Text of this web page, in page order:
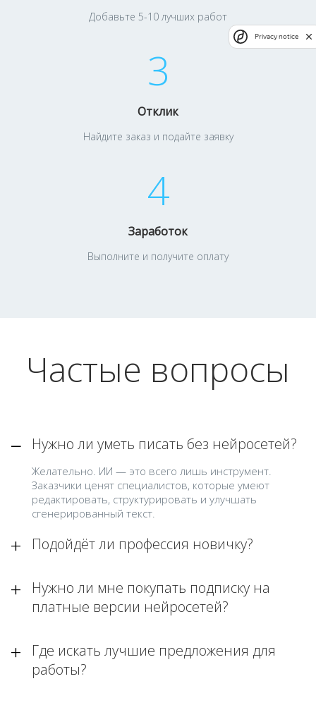
Добавьте 5-10 лучших работ
3
Отклик
Найдите заказ и подайте заявку
4
Заработок
Выполните и получите оплату
Частые вопросы
Нужно ли уметь писать без нейросетей?
Желательно. ИИ — это всего лишь инструмент.
Заказчики ценят специалистов, которые умеют
редактировать, структурировать и улучшать
сгенерированный текст.
Подойдёт ли профессия новичку?
Нужно ли мне покупать подписку на
платные версии нейросетей?
Где искать лучшие предложения для
работы?
Privacy notice